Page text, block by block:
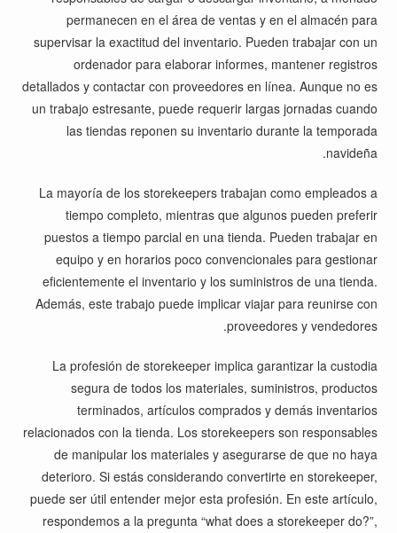
permanecen en el área de ventas y en el almacén para
supervisar la exactitud del inventario. Pueden trabajar con un
ordenador para elaborar informes, mantener registros
detallados y contactar con proveedores en línea. Aunque no es
un trabajo estresante, puede requerir largas jornadas cuando
las tiendas reponen su inventario durante la temporada
navideña.
La mayoría de los storekeepers trabajan como empleados a
tiempo completo, mientras que algunos pueden preferir
puestos a tiempo parcial en una tienda. Pueden trabajar en
equipo y en horarios poco convencionales para gestionar
eficientemente el inventario y los suministros de una tienda.
Además, este trabajo puede implicar viajar para reunirse con
proveedores y vendedores.
La profesión de storekeeper implica garantizar la custodia
segura de todos los materiales, suministros, productos
terminados, artículos comprados y demás inventarios
relacionados con la tienda. Los storekeepers son responsables
de manipular los materiales y asegurarse de que no haya
deterioro. Si estás considerando convertirte en storekeeper,
puede ser útil entender mejor esta profesión. En este artículo,
respondemos a la pregunta “what does a storekeeper do?”,